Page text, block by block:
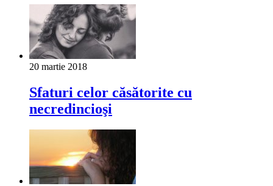
20 martie 2018
Sfaturi celor căsătorite cu
necredincioşi